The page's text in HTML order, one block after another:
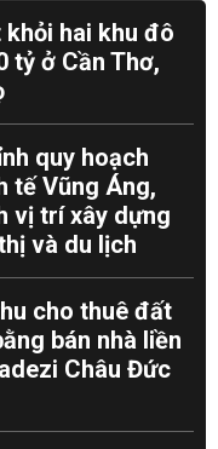
khỏi hai khu đô
tỷ ở Cần Thơ,
quy hoạch
tế Vũng Áng,
vị trí xây dựng
và du lịch
cho thuê đất
bán nhà liền
Châu Đức